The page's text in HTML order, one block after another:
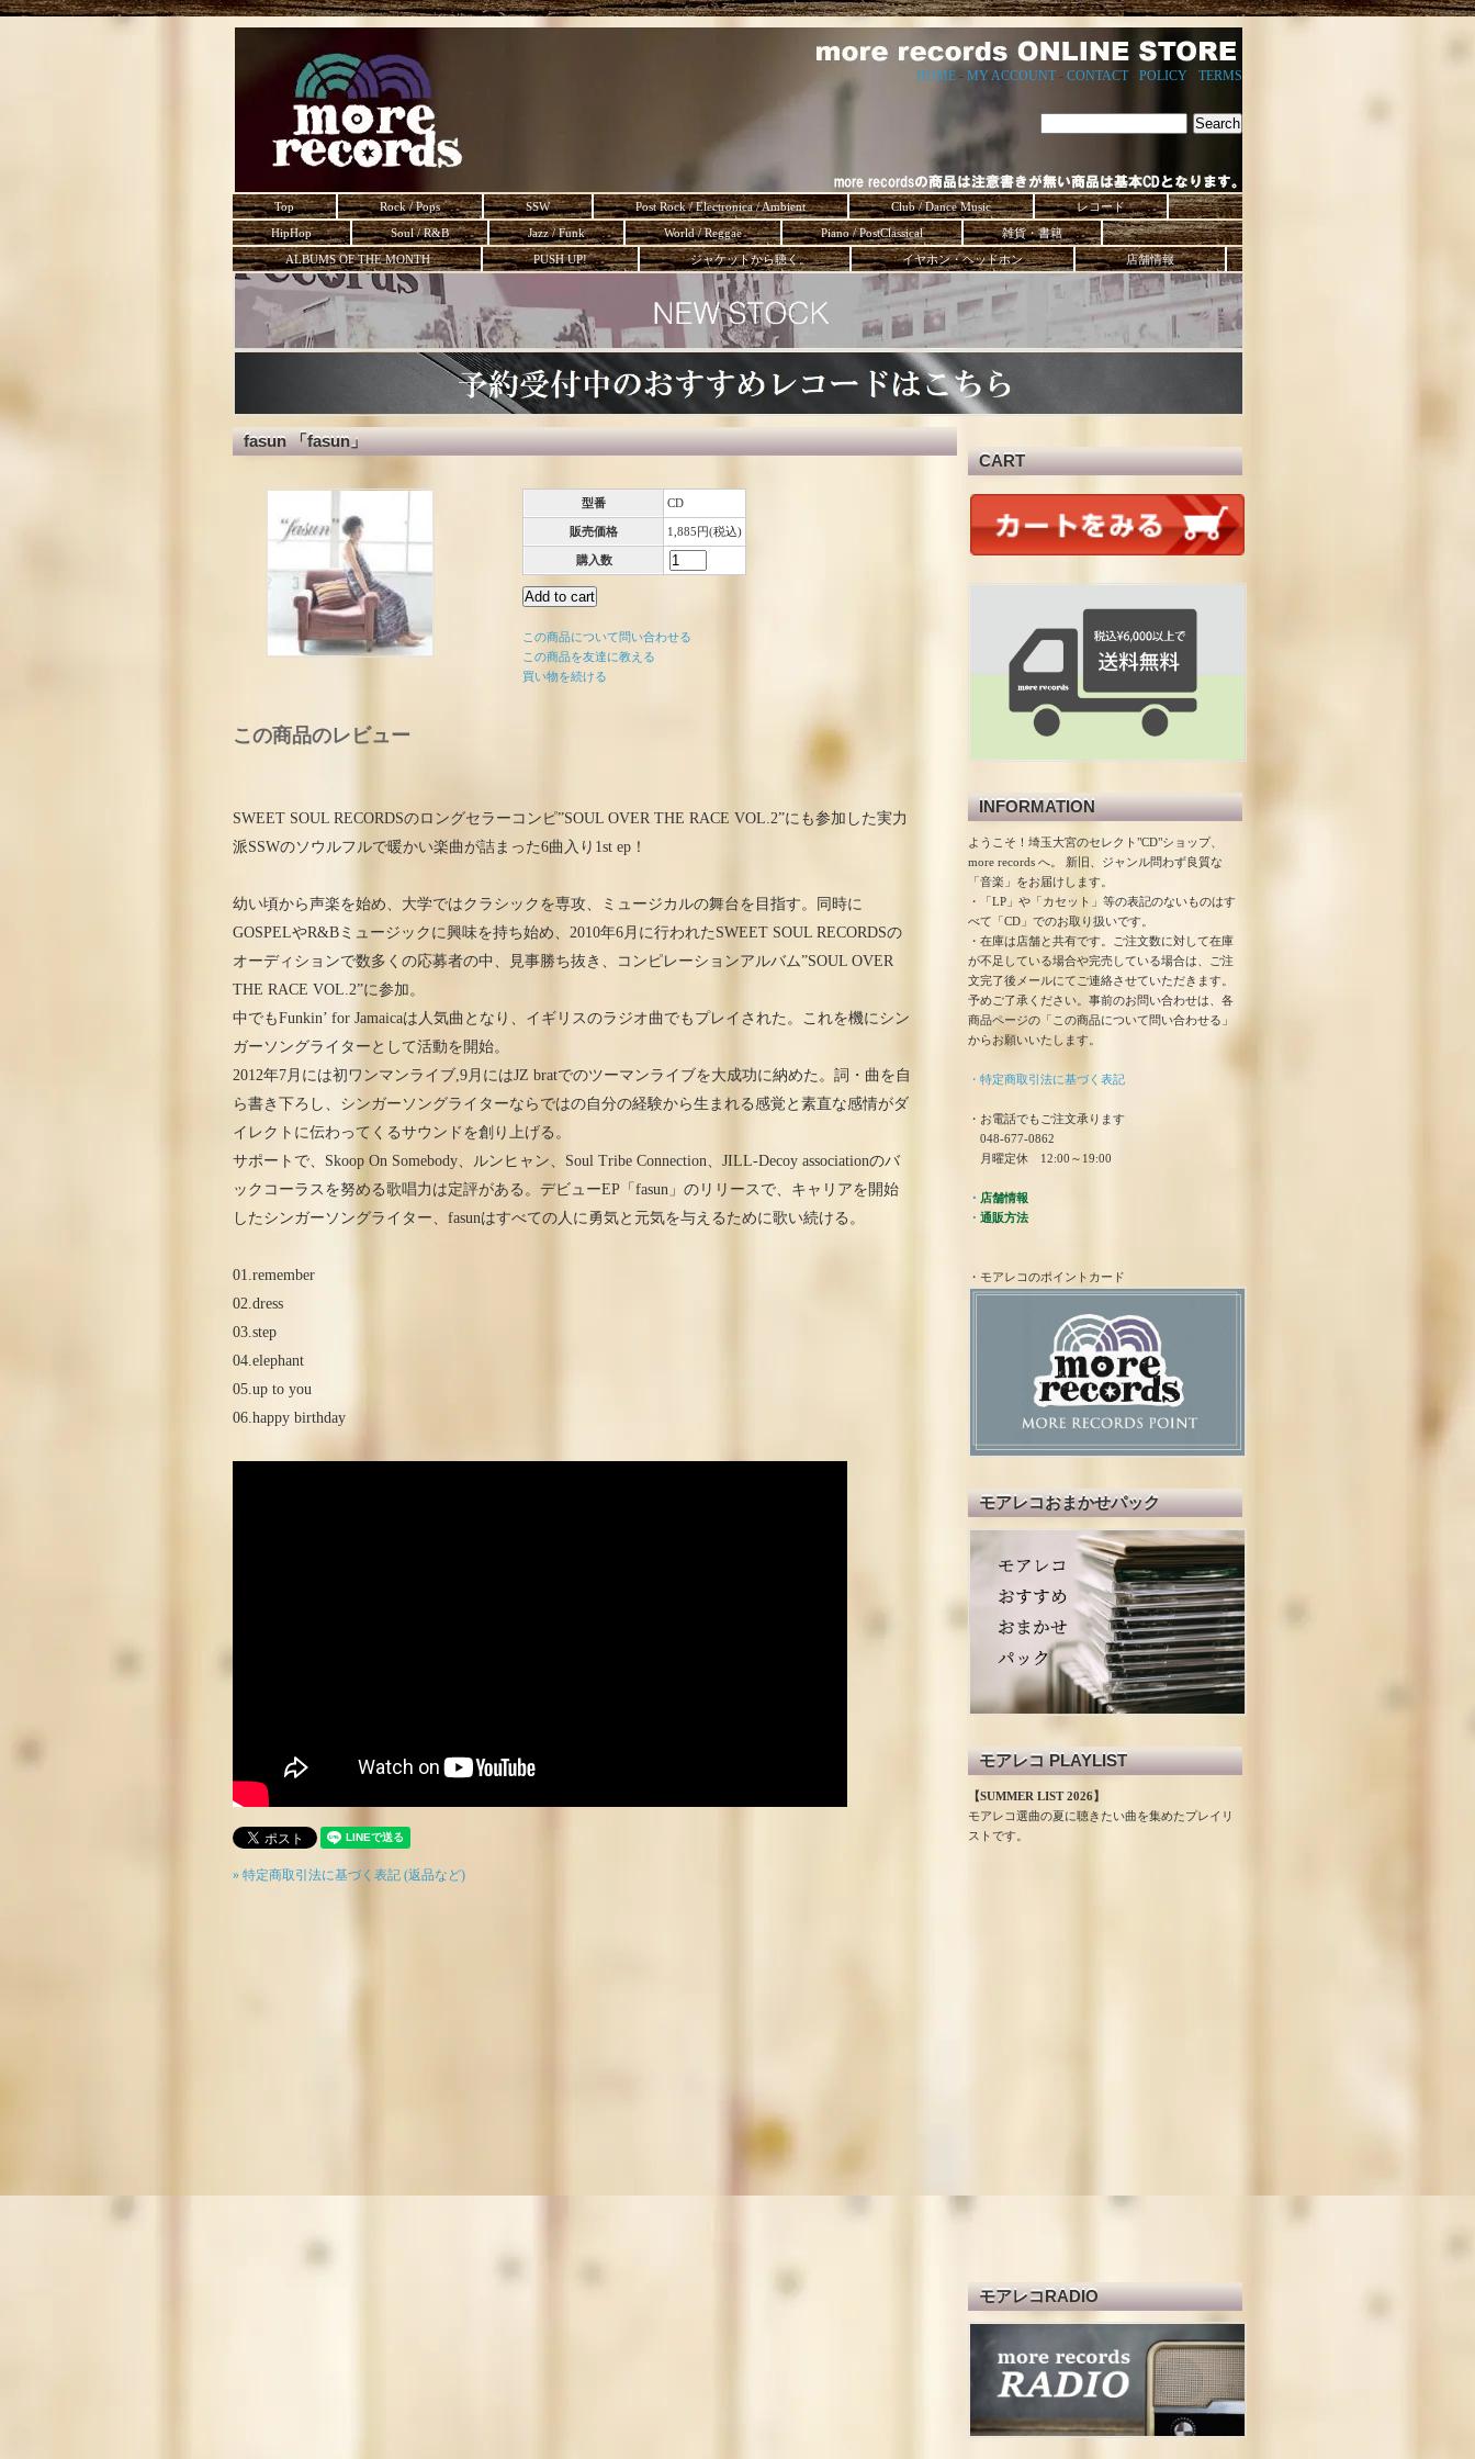
HOME - MY ACCOUNT - CONTACT- POLICY TERMS
Top Rock / Pops SSW Post Rock / Electronica / Ambient Club / Dance Music
レコード
HipHop
Soul / R&B Jazz / Funk World / Reggae Piano / PostClassical
雑貨・書籍
ALBUMS OF THE MONTH
PUSH UP! ジャケットから聴く。 イヤホン・ヘッドホン 店舗情報
fasun 「fasun」
型番 CD
販売価格 1,885円(税込)
購入数
この商品について問い合わせる
この商品を友達に教える
買い物を続ける
この商品のレビュー
SWEET SOUL RECORDSのロングセラーコンピ”SOUL OVER THE RACE VOL.2”にも参加した実力
派SSWのソウルフルで暖かい楽曲が詰まった6曲入り1st ep！
幼い頃から声楽を始め、大学ではクラシックを専攻、ミュージカルの舞台を目指す。同時に
GOSPELやR&Bミュージックに興味を持ち始め、2010年6月に行われたSWEET SOUL RECORDSの
オーディションで数多くの応募者の中、見事勝ち抜き、コンピレーションアルバム”SOUL OVER
THE RACE VOL.2”に参加。
中でもFunkin’ for Jamaicaは人気曲となり、イギリスのラジオ曲でもプレイされた。これを機にシン
ガーソングライターとして活動を開始。
2012年7月には初ワンマンライブ,9月にはJZ bratでのツーマンライブを大成功に納めた。詞・曲を自
ら書き下ろし、シンガーソングライターならではの自分の経験から生まれる感覚と素直な感情がダ
イレクトに伝わってくるサウンドを創り上げる。
サポートで、Skoop On Somebody、ルンヒャン、Soul Tribe Connection、JILL-Decoy associationのバ
ックコーラスを努める歌唱力は定評がある。デビューEP「fasun」のリリースで、キャリアを開始
したシンガーソングライター、fasunはすべての人に勇気と元気を与えるために歌い続ける。
01.remember
02.dress
03.step
04.elephant
05.up to you
06.happy birthday
» 特定商取引法に基づく表記 (返品など)
CART
INFORMATION
ようこそ！埼玉大宮のセレクト"CD"ショップ、
more records へ。 新旧、ジャンル問わず良質な
「音楽」をお届けします。
・「LP」や「カセット」等の表記のないものはす
べて「CD」でのお取り扱いです。
・在庫は店舗と共有です。ご注文数に対して在庫
が不足している場合や完売している場合は、ご注
文完了後メールにてご連絡させていただきます。
予めご了承ください。事前のお問い合わせは、各
商品ページの「この商品について問い合わせる」
からお願いいたします。
・特定商取引法に基づく表記
・お電話でもご注文承ります
048-677-0862
月曜定休 12:00～19:00
・ 店舗情報
・ 通販方法
・モアレコのポイントカード
モアレコおまかせパック
モアレコ PLAYLIST
【SUMMER LIST 2026】
モアレコ選曲の夏に聴きたい曲を集めたプレイリ
ストです。
モアレコRADIO